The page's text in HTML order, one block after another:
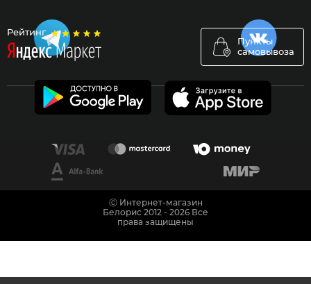
Рейтинг
Пункты
самовывоза
Ⓒ Интернет-магазин
Белорис 2012 - 2026 Все
права защищены